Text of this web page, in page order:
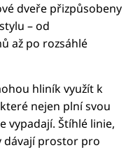
dveře přizpůsobeny
– od
až po rozsáhlé
hliník využít k
nejen plní svou
vypadají. Štíhlé linie,
dávají prostor pro